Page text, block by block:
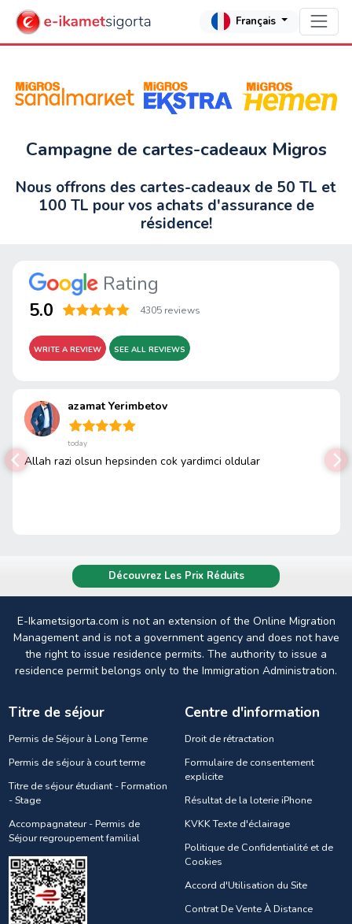
Français
Campagne de cartes-cadeaux Migros
Nous offrons des cartes-cadeaux de 50 TL et
100 TL pour vos achats d'assurance de
résidence!
Rating
5.0 4305 reviews
WRITE A REVIEW SEE ALL REVIEWS
azamat Yerimbetov
today
Allah razi olsun hepsinden cok yardimci oldular
Découvrez Les Prix Réduits
E-Ikametsigorta.com is not an extension of the Online Migration
Management and is not a government agency and does not have
the right to issue residence permits. The authority to issue a
residence permit belongs only to the Immigration Administration.
Titre de séjour
Permis de Séjour à Long Terme
Permis de séjour à court terme
Titre de séjour étudiant - Formation
- Stage
Accompagnateur - Permis de
Séjour regroupement familial
Centre d'information
Droit de rétractation
Formulaire de consentement
explicite
Résultat de la loterie iPhone
KVKK Texte d'éclairage
Politique de Confidentialité et de
Cookies
Accord d'Utilisation du Site
Contrat De Vente À Distance